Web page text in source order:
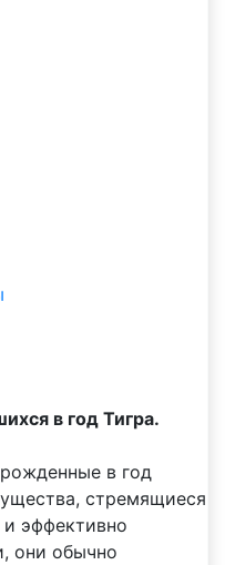
в год Тигра.
в год
стремящиеся
эффективно
они обычно